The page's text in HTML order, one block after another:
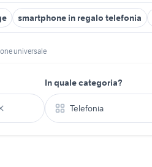
smartphone in regalo telefonia
universale
In quale categoria?
Telefonia